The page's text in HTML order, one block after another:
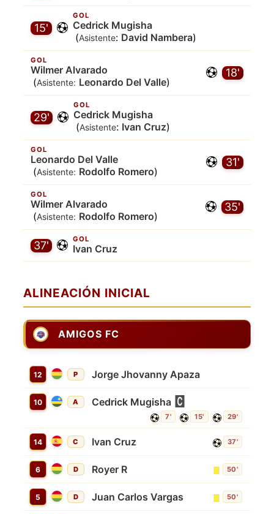
GOL
Cedrick Mugisha
(Asistente: David Nambera)
15'
18'
GOL
Wilmer Alvarado
(Asistente: Leonardo Del Valle)
GOL
Cedrick Mugisha
(Asistente: Ivan Cruz)
29'
31'
GOL
Leonardo Del Valle
(Asistente: Rodolfo Romero)
35'
GOL
Wilmer Alvarado
(Asistente: Rodolfo Romero)
GOL
Ivan Cruz
37'
ALINEACIÓN INICIAL
AMIGOS FC
12 P Jorge Jhovanny Apaza
10 A Cedrick Mugisha
7' 15' 29'
14 C Ivan Cruz 37'
6 D Royer R 50'
5 D Juan Carlos Vargas 50'